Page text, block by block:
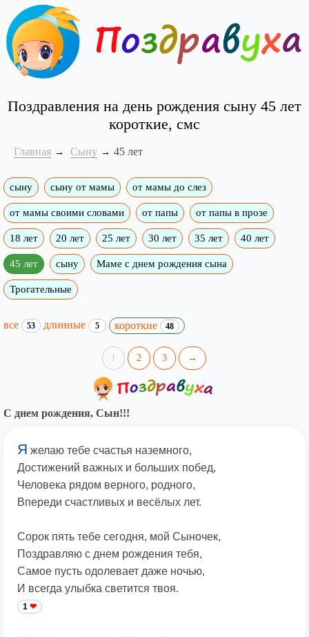
Поздравления на день рождения сыну 45 лет
короткие, смс
Главная Сыну 45 лет
сыну сыну от мамы от мамы до слез
от мамы своими словами от папы от папы в прозе
18 лет 20 лет 25 лет 30 лет 35 лет 40 лет
45 лет сыну Маме с днем рождения сына
Трогательные
все 53 длинные 5 короткие 48
1 2 3 →
С днем рождения, Сын!!!
Я желаю тебе счастья наземного,
Достижений важных и больших побед,
Человека рядом верного, родного,
Впереди счастливых и весёлых лет.
Сорок пять тебе сегодня, мой Сыночек,
Поздравляю с днем рождения тебя,
Самое пусть одолевает даже ночью,
И всегда улыбка светится твоя.
1